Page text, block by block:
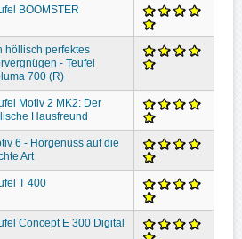
BOOMSTER
höllisch perfektes
- Teufel
700 (R)
Motiv 2 MK2: Der
Hausfreund
6 - Hörgenuss auf die
Art
T 400
Concept E 300 Digital